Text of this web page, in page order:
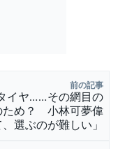
前の記事
イヤ……その網目の
ため？ 小林可夢偉
選ぶのが難しい」